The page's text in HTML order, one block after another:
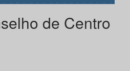
de Centro